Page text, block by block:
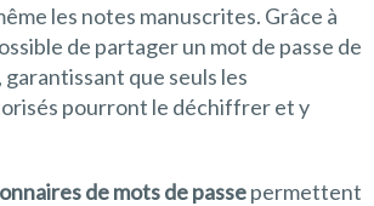
les notes manuscrites. Grâce à
de partager un mot de passe de
que seuls les
pourront le déchiffrer et y
de mots de passepermettent